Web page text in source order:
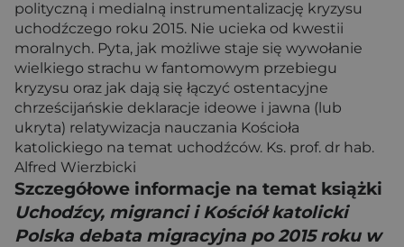
polityczną i medialną instrumentalizację kryzysu
uchodźczego roku 2015. Nie ucieka od kwestii
moralnych. Pyta, jak możliwe staje się wywołanie
wielkiego strachu w fantomowym przebiegu
kryzysu oraz jak dają się łączyć ostentacyjne
chrześcijańskie deklaracje ideowe i jawna (lub
ukryta) relatywizacja nauczania Kościoła
katolickiego na temat uchodźców. Ks. prof. dr hab.
Alfred Wierzbicki
Szczegółowe informacje na temat książki
Uchodźcy, migranci i Kościół katolicki
Polska debata migracyjna po 2015 roku w